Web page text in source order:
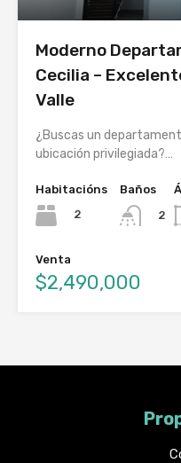
Moderno
Cecilia –
Valle
¿Buscas un
ubicación privilegiada?…
Habitacións
2
Baños
2
Venta
$2,490,000